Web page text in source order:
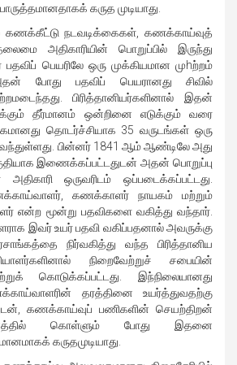
கருத முடியாது.
நடவடிக்கைகள், கணக்காய்வுத்
அதிகாரியின் பொறுப்பில் இருந்து
பெயரிலே ஒரு முக்கியமான முhற்றம்
அதன் போது பதவிப் பெயரானது சிவில்
பிரித்தானியர்களினால் இதன்
தீர்மானம் ஒன்றினை எடுக்கும் வரை
தொடர்ச்சியாக 35 வருடங்கள் ஒரு
பின்னர் 1841 ஆம் ஆண்டிலே அது
இணைக்கப்பட்டதுடன் அதன் பொறுப்பு
ஒருவரிடம் ஒப்படைக்கப்பட்டது.
கணக்காளர் நாயகம் மற்றும்
என்ற மூன்று பதவிகளை வகித்து வந்தார்.
இவர் உயர் பதவி வகிப்பதனால் அவருக்கு
நிர்வகித்து வந்த பிரித்தானிய
நிறைவேற்றுச் சபையின்
கொடுக்கப்பட்டது. இந்நிலையானது
தரத்தினை உயர்த்துவதற்கு
கணக்காய்வுப் பணிகளின் செயற்திறன்
கொள்ளும் போது இதனை
கருதமுடியாது.